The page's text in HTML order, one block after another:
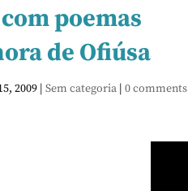
poemas
de Ofiúsa
2009 | Sem categoria | 0 comments